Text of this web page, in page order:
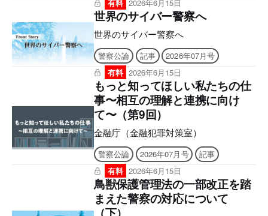
み上げなどの機能はご利用いただけませ
ん。ご購入前に、無料サンプル等をお使
いの端末でご確認のうえ、ご購入くださ
い。】 ■電子版のシリアルナンバーの発
行について アプリへの問題のダウンロ
ードには購読者特典のシリアルナンバー
が必要になります。 ご購入後、誌面に
記載の案内をご確認の上、シリアルナン
バー発行のご申請をお願いいたします。
後日、立花書房よりメールでお送りいた
します。 ［シリアルナンバー有効期
限］ アプリ「KEISATSU KORON
PASSPORT」2027年6月9日 まで Webメ
ディア「警察公論オンライン」2026年8
月9日 まで ■2026年7月号電子版の付録
について 電子版後半に付録の誌面を収
録しており現物は付属いたしませんの
有料 2026年6月15日
世界のサイバー警察へ
世界のサイバー警察へ
警察公論 記事
2026年07月号
有料 2026年6月15日
もっと知ってほしい私たちの仕
事〜相互の理解と連携に向け
て〜（第9回）
金融庁（金融犯罪対策室）
警察公論 2026年07月号
記事
有料 2026年6月15日
鳥獣保護管理法の一部改正を踏
まえた警察の対応について